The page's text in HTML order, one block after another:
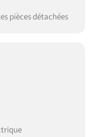
pièces détachées